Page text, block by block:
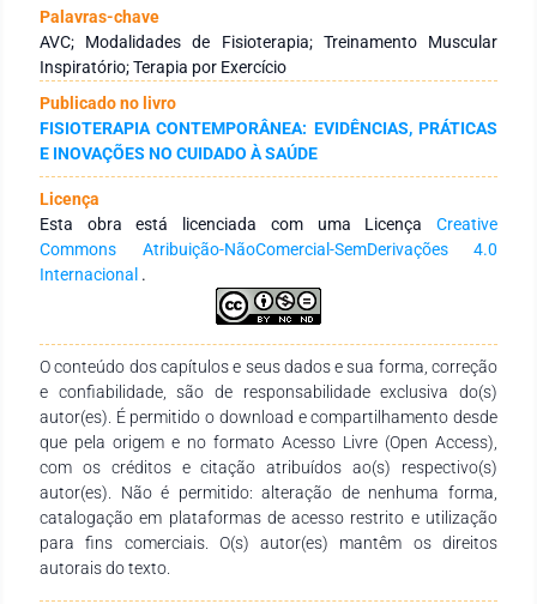
função pulmonar e capacidade funcional. A qualidade
metodológica foi avaliada com AMSTAR 2. Resultados: dos
140 artigos encontrados, 11 atenderam os critérios. As
revisões analisaram entre 350 e 750 participantes,
predominantemente homens, idade média entre 50 e 80 anos.
As intervenções com TMI variaram entre 30% e 80% da
pressão inspiratória máxima, realizadas 3 a 6 vezes por
semana durante 6 semanas. Houve melhora significativa na
força muscular respiratória (p<0,05 em 8 de 9 estudos),
função pulmonar e capacidade funcional. Comparado aos
grupos controle, o TMI proporcionou ganhos superiores na
força muscular inspiratória (até 23%) e função pulmonar (até
30%). Conclusão: O TMI é eficaz e promissor na reabilitação
intervenções fisioterapêuticas tradicionais, melhorando
significativamente os resultados clínicos e a qualidade de vida
dos pacientes.
Palavras-chave
AVC; Modalidades de Fisioterapia; Treinamento Muscular
Inspiratório; Terapia por Exercício
Publicado no livro
FISIOTERAPIA CONTEMPORÂNEA: EVIDÊNCIAS, PRÁTICAS
E INOVAÇÕES NO CUIDADO À SAÚDE
Licença
Esta obra está licenciada com uma Licença Creative
Commons Atribuição-NãoComercial-SemDerivações 4.0
Internacional .
O conteúdo dos capítulos e seus dados e sua forma, correção
e confiabilidade, são de responsabilidade exclusiva do(s)
autor(es). É permitido o download e compartilhamento desde
que pela origem e no formato Acesso Livre (Open Access),
com os créditos e citação atribuídos ao(s) respectivo(s)
autor(es). Não é permitido: alteração de nenhuma forma,
catalogação em plataformas de acesso restrito e utilização
para fins comerciais. O(s) autor(es) mantêm os direitos
autorais do texto.